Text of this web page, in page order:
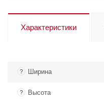
Характеристики
? Ширина
? Высота